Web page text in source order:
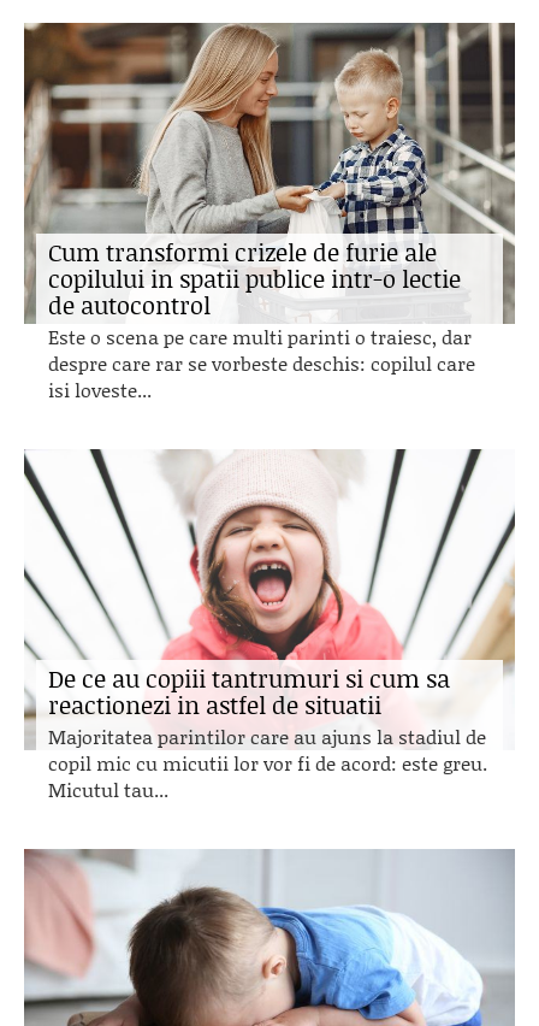
Cum transformi crizele de furie ale
copilului in spatii publice intr-o lectie
de autocontrol
Este o scena pe care multi parinti o traiesc, dar
despre care rar se vorbeste deschis: copilul care
isi loveste...
De ce au copiii tantrumuri si cum sa
reactionezi in astfel de situatii
Majoritatea parintilor care au ajuns la stadiul de
copil mic cu micutii lor vor fi de acord: este greu.
Micutul tau...